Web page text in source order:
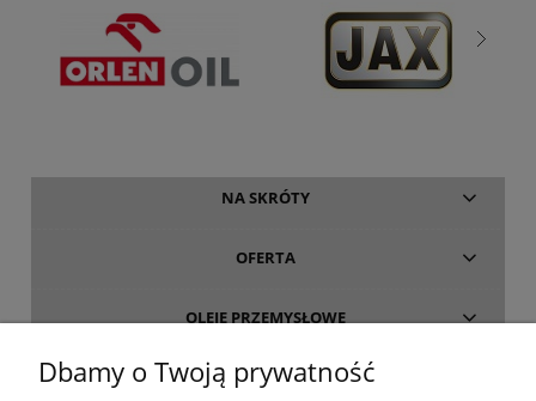
NA SKRÓTY
OFERTA
OLEJE PRZEMYSŁOWE
INFORMACJE
Dbamy o Twoją prywatność